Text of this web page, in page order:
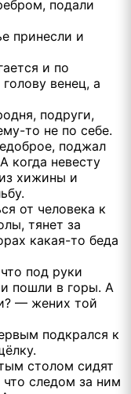
подали
принесли и
и по
венец, а
подруги,
то не по себе.
поджал
когда невесту
хижины и
от человека к
тянет за
какая-то беда
под руки
пошли в горы. А
— жених той
подкрался к
столом сидят
следом за ним